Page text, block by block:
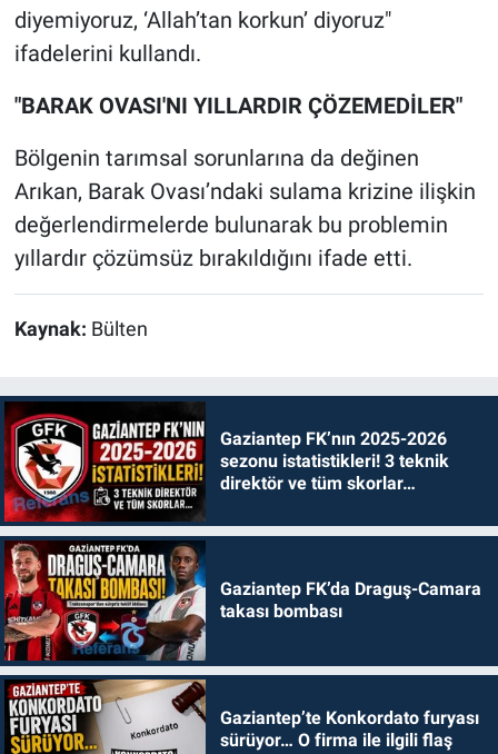
diyemiyoruz, ‘Allah’tan korkun’ diyoruz"
ifadelerini kullandı.
"BARAK OVASI'NI YILLARDIR ÇÖZEMEDİLER"
Bölgenin tarımsal sorunlarına da değinen
Arıkan, Barak Ovası’ndaki sulama krizine ilişkin
değerlendirmelerde bulunarak bu problemin
yıllardır çözümsüz bırakıldığını ifade etti.
Kaynak: Bülten
Gaziantep FK’nın 2025-2026
sezonu istatistikleri! 3 teknik
direktör ve tüm skorlar…
Gaziantep FK’da Draguş-Camara
takası bombası
Gaziantep’te Konkordato furyası
sürüyor… O firma ile ilgili flaş